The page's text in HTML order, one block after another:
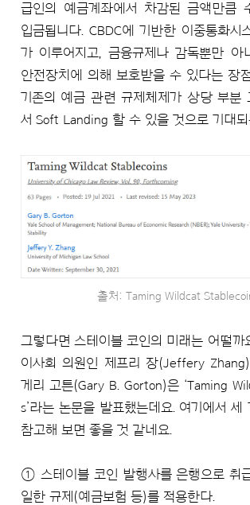
급인의 예금계좌에서 차감된 금액만큼
입금됩니다. CBDC에 기반한 이중통화시
가 이루어지고, 금융규제나 감독뿐만 아
안전장치에 의해 보호받을 수 있다는 장
기존의 예금 관련 규제체제가 상당 부분
서 Soft Landing 할 수 있을 것으로 기대되
출처: Taming Wildcat
그렇다면 스테이블 코인의 미래는 어떨까
이사회 의원인 제프리 장(Jeffery
게리 고튼(Gary B. Gorton)은 ‘Taming
s’라는 논문을 발표했는데요. 여기에서 세
참고해 보면 좋을 것 같네요.
① 스테이블 코인 발행사를 은행으로 취
일한 규제(예금보험 등)를 적용한다.